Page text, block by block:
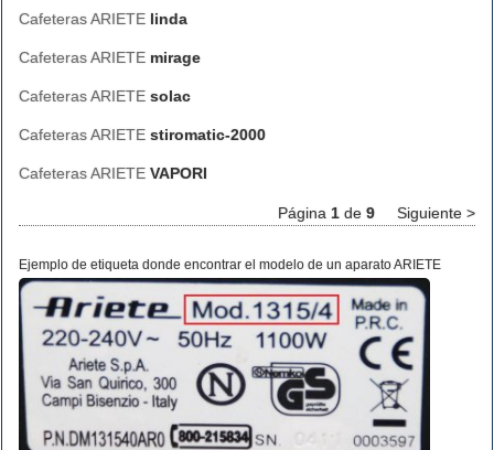
Cafeteras ARIETE linda
Cafeteras ARIETE mirage
Cafeteras ARIETE solac
Cafeteras ARIETE stiromatic-2000
Cafeteras ARIETE VAPORI
Página 1 de 9 Siguiente >
Ejemplo de etiqueta donde encontrar el modelo de un aparato ARIETE